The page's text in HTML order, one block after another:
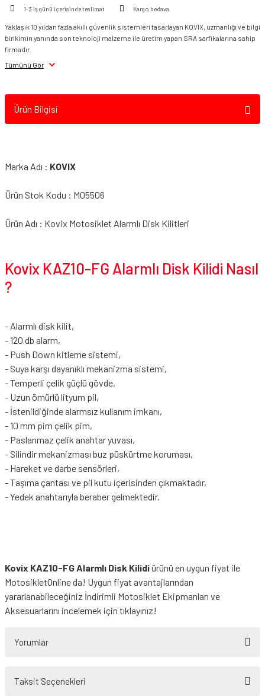
1-3 iş günü içerisinde teslimat Kargo bedava
Yaklaşık 10 yıldan fazla akıllı güvenlik sistemleri tasarlayan KOVIX, uzmanlığı ve bilgi
birikimin yanında son teknoloji malzeme ile üretim yapan SRA sarfikalarına sahip
firmadır.
Tümünü Gör
Ürün Bilgisi
Marka Adı : KOVIX
Ürün Stok Kodu : M05506
Ürün Adı : Kovix Motosiklet Alarmlı Disk Kilitleri
Kovix KAZ10-FG Alarmlı Disk Kilidi Nasıl
?
- Alarmlı disk kilit,
- 120 db alarm,
- Push Down kitleme sistemi,
- Suya karşı dayanıklı mekanizma sistemi,
- Temperli çelik güçlü gövde,
- Uzun ömürlü lityum pil,
- İstenildiğinde alarmsız kullanım imkanı,
- 10 mm pim çelik pim,
- Paslanmaz çelik anahtar yuvası,
- Silindir mekanizması buz püskürtme koruması,
- Hareket ve darbe sensörleri,
- Taşıma çantası ve pil kutu içerisinden çıkmaktadır,
- Yedek anahtarıyla beraber gelmektedir.
Kovix KAZ10-FG Alarmlı Disk Kilidiürünü en uygun fiyat ile
MotosikletOnline da! Uygun fiyat avantajlarından
yararlanabileceğiniz İndirimli Motosiklet Ekipmanları ve
Aksesuarlarını incelemek için tıklayınız!
Yorumlar
Taksit Seçenekleri